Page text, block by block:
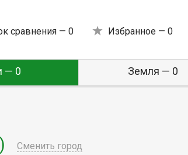
сравнения — 0 Избранное — 0
— 0 Земля — 0
Сменить город